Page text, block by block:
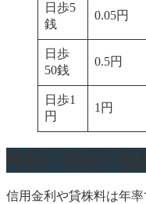
日歩5
銭
0.05円
日歩
50銭
0.5円
日歩1
円
1円
信用金利や貸株料は年